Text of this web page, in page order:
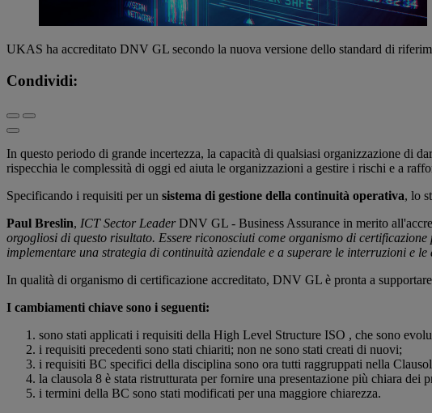
UKAS ha accreditato DNV GL secondo la nuova versione dello standard di
Condividi:
In questo periodo di grande incertezza, la capacità di qualsiasi organizzazione di
rispecchia le complessità di oggi ed aiuta le organizzazioni a gestire i rischi e a
Specificando i requisiti per un sistema di gestione della continuità operativa, lo
Paul Breslin, ICT Sector LeaderDNV GL - Business Assurance in merito
orgogliosi di questo risultato. Essere riconosciuti come organismo di
implementare una strategia di continuità aziendale e a superare le interruzioni e
In qualità di organismo di certificazione accreditato, DNV GL è pronta a
I cambiamenti chiave sono i seguenti:
sono stati applicati i requisiti della High Level Structure ISO , che sono
i requisiti precedenti sono stati chiariti; non ne sono stati creati di nuovi;
i requisiti BC specifici della disciplina sono ora tutti raggruppati nella
la clausola 8 è stata ristrutturata per fornire una presentazione più chiara dei
i termini della BC sono stati modificati per una maggiore chiarezza.